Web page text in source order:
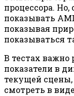
процессора. Но,
показывать
показывая
показываться
В тестах важно
показатели в
текущей сцены,
смотреть в